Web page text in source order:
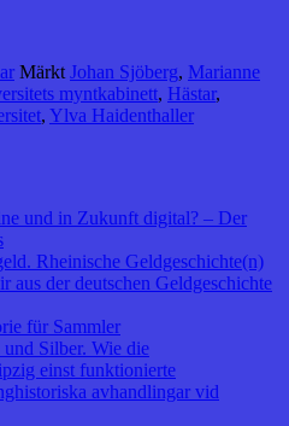
MärktJohan Sjöberg, Marianne
myntkabinett, Hästar,
, Ylva Haidenthaller
und in Zukunft digital? – Der
Rheinische Geldgeschichte(n)
aus der deutschen Geldgeschichte
für Sammler
und Silber. Wie die
einst funktionierte
avhandlingar vid